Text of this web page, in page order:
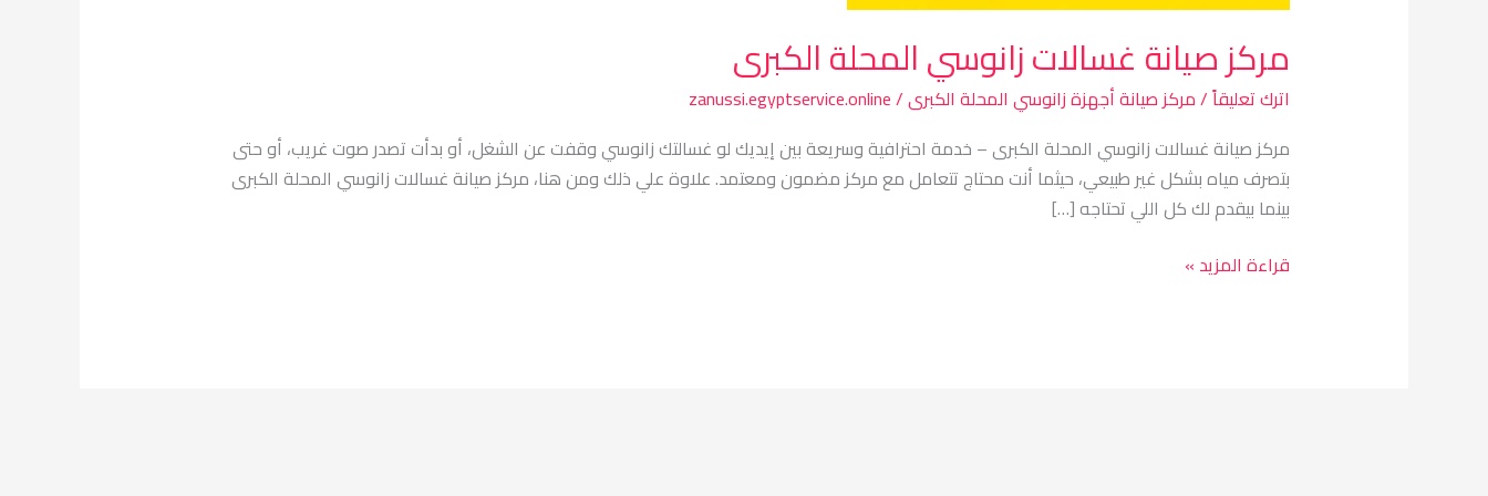
مركز صيانة غسالات زانوسي المحلة الكبرى
اترك تعليقاً/مركز صيانة أجهزة زانوسي المحلة الكبرى/
zanussi.egyptservice.online
مركز صيانة غسالات زانوسي المحلة الكبرى – خدمة احترافية وسريعة بين إيديك لو غسالتك زانوسي وقفت عن الشغل، أو بدأت تصدر صوت غريب، أو حتى
بتصرف مياه بشكل غير طبيعي، حيثما أنت محتاج تتعامل مع مركز مضمون ومعتمد. علاوة علي ذلك ومن هنا، مركز صيانة غسالات زانوسي المحلة الكبرى
بينما بيقدم لك كل اللي تحتاجه […]
قراءة المزيد »